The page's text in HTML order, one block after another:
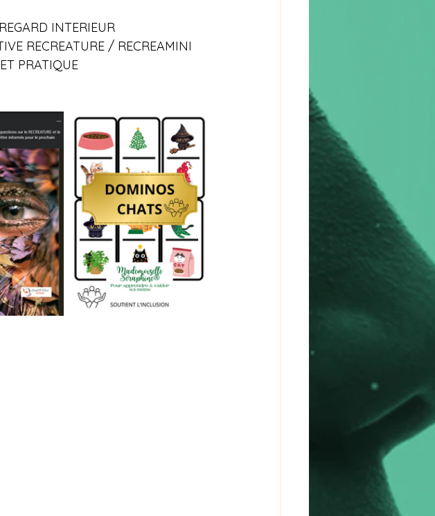
INTERIEUR
RECREATURE / RECREAMINI
PRATIQUE